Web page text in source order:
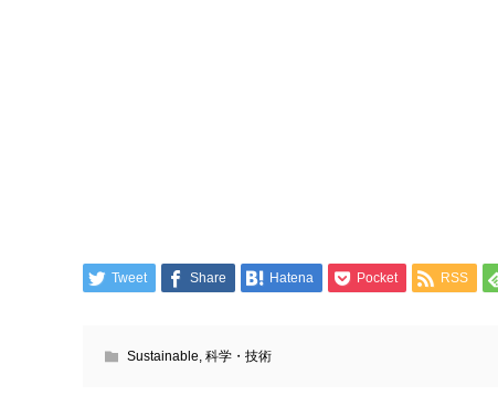
Tweet Share Hatena Pocket RSS
Sustainable, 科学・技術